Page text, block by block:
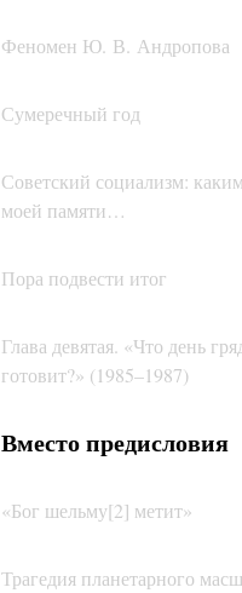
Феномен Ю. В. Андропова
Сумеречный год
Советский социализм:
моей памяти…
Пора подвести итог
Глава девятая. «Что день
готовит?» (1985–1987)
Вместо предисловия
«Бог шельму[2] метит»
Трагедия планетарного